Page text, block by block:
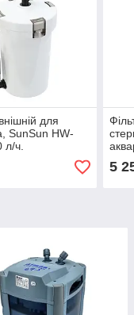
для
SunSun HW-
л/ч.
5